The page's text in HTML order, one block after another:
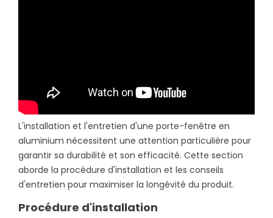
L'installation et l'entretien d'une porte-fenêtre en
aluminium nécessitent une attention particulière pour
garantir sa durabilité et son efficacité. Cette section
aborde la procédure d'installation et les conseils
d'entretien pour maximiser la longévité du produit.
Procédure d'installation